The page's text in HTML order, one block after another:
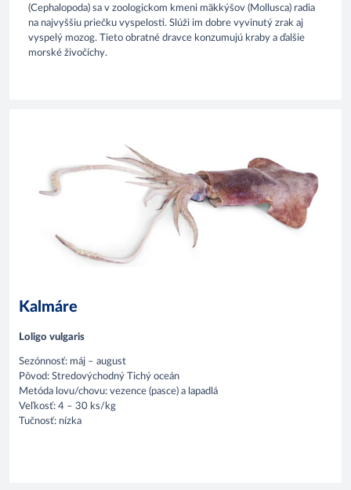
(Cephalopoda) sa v zoologickom kmeni mäkkýšov (Mollusca) radia
na najvyššiu priečku vyspelosti. Slúži im dobre vyvinutý zrak aj
vyspelý mozog. Tieto obratné dravce konzumujú kraby a ďalšie
morské živočíchy.
Kalmáre
Loligo vulgaris
Sezónnosť: máj – august
Pôvod: Stredovýchodný Tichý oceán
Metóda lovu/chovu: vezence (pasce) a lapadlá
Veľkosť: 4 – 30 ks/kg
Tučnosť: nízka